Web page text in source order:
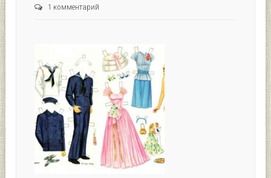
1 комментарий